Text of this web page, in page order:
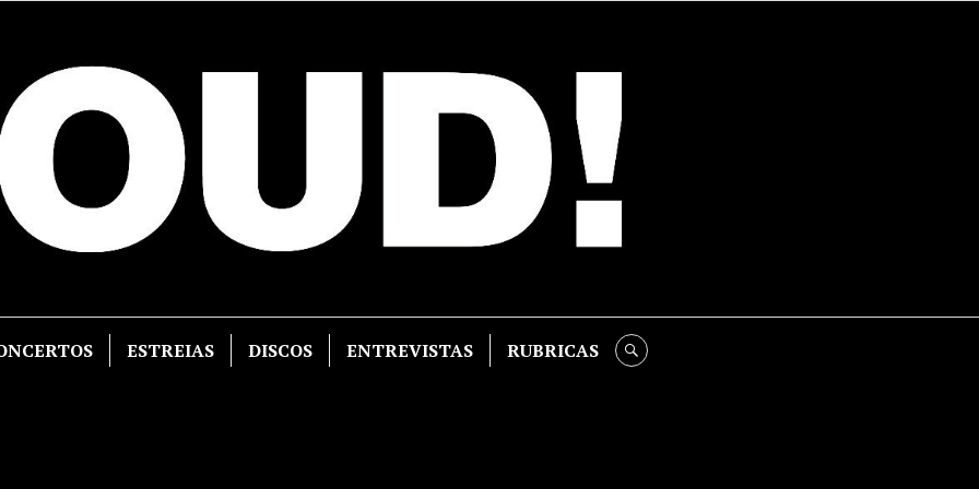
ESTREIAS DISCOS ENTREVISTAS RUBRICAS SEARCH